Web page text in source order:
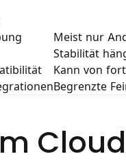
Meist nur
Stabilität
Kann von
Begrenzte